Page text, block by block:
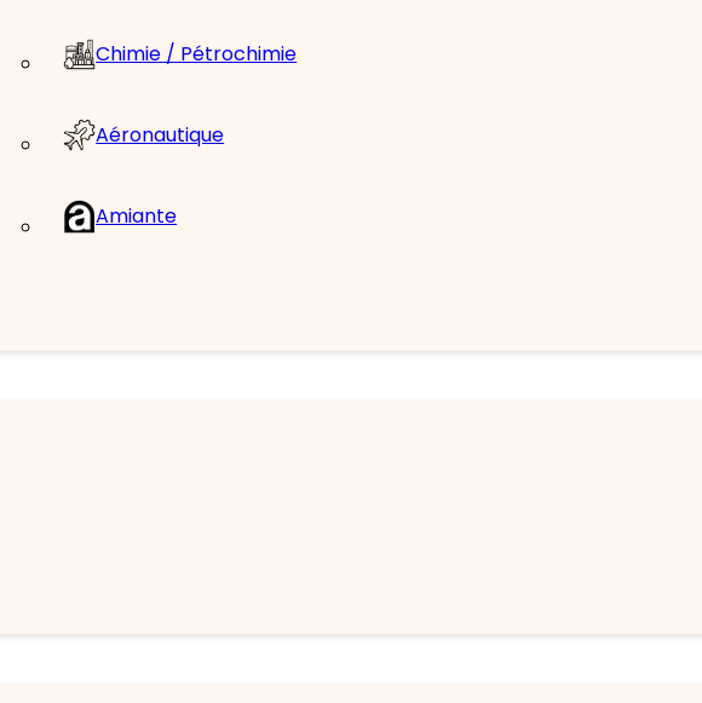
Chimie / Pétrochimie
Aéronautique
Amiante